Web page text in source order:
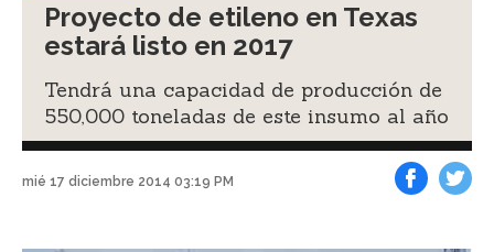
Proyecto de etileno en Texas
estará listo en 2017
Tendrá una capacidad de producción de
550,000 toneladas de este insumo al año
mié 17 diciembre 2014 03:19 PM